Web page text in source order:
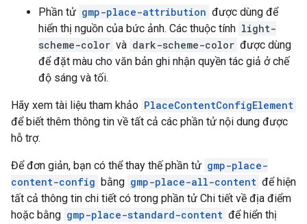
Phần tử gmp-place-attribution được dùng để
hiển thị nguồn của bức ảnh. Các thuộc tính light-
scheme-color và dark-scheme-color được dùng
để đặt màu cho văn bản ghi nhận quyền tác giả ở chế
độ sáng và tối.
Hãy xem tài liệu tham khảo PlaceContentConfigElement
để biết thêm thông tin về tất cả các phần tử nội dung được
hỗ trợ.
Để đơn giản, bạn có thể thay thế phần tử gmp-place-
content-config bằng gmp-place-all-content để hiện
tất cả thông tin chi tiết có trong phần tử Chi tiết về địa điểm
hoặc bằng gmp-place-standard-content để hiển thị